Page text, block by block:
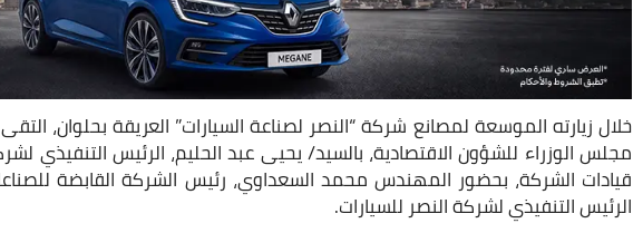
خلال زيارته الموسعة لمصانع شركة “النصر لصناعة السيارات” العريقة بحلوان،
مجلس الوزراء للشؤون الاقتصادية، بالسيد/ يحيى عبد الحليم، الرئيس التنفيذي
قيادات الشركة، بحضور المهندس محمد السعداوي، رئيس الشركة القابضة
الرئيس التنفيذي لشركة النصر للسيارات.